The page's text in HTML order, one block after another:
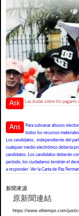
Ask Las dudas sobre los
Ans
Para subsanar abusos
todos los recursos
Los candidatos, independiente del
cualquier medio electrónico debería
candidatos. Los candidatos deberán
período, los ciudadanos tendrán el
a responder. Ver la Carta de Paz
新聞來源
原新聞連結
https://www.eltiempo.com/